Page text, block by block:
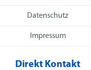
Datenschutz
Impressum
Direkt Kontakt